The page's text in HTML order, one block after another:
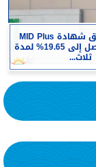
ميدبنك يطلق شهادة MID Plus
بعائد متغير يصل إلى 19.65% لمدة
ثلاث...